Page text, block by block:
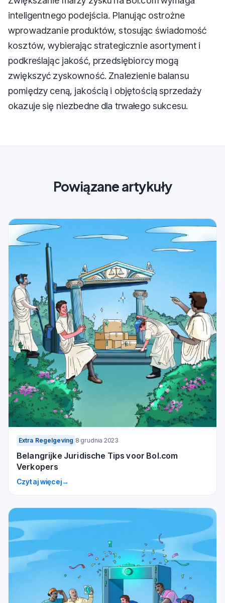
inteligentnego podejścia. Planując ostrożne
wprowadzanie produktów, stosując świadomość
kosztów, wybierając strategicznie asortyment i
podkreślając jakość, przedsiębiorcy mogą
zwiększyć zyskowność. Znalezienie balansu
pomiędzy ceną, jakością i objętością sprzedaży
okazuje się niezbedne dla trwałego sukcesu.
Powiązane artykuły
Extra Regelgeving 8 grudnia 2023
Belangrijke Juridische Tips voor Bol.com
Verkopers
Czytaj więcej→